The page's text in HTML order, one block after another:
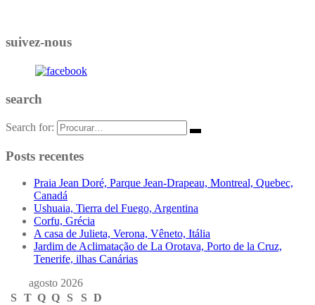
suivez-nous
search
Search for:
Posts recentes
Praia Jean Doré, Parque Jean-Drapeau, Montreal, Quebec,
Canadá
Ushuaia, Tierra del Fuego, Argentina
Corfu, Grécia
A casa de Julieta, Verona, Vêneto, Itália
Jardim de Aclimatação de La Orotava, Porto de la Cruz,
Tenerife, ilhas Canárias
agosto 2026
S
T Q Q S S D